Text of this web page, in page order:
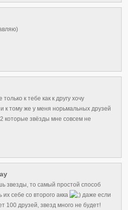
к тебе как к другу хочу
к тому же у меня норьмальных друзей
2 которые звёзды мне совсем не
звезды, то самый простой способ
их себе со второго акка
даже если
100 друзей, звезд много не будет!